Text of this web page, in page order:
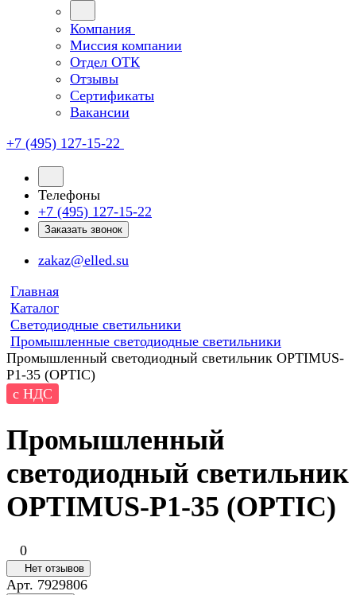
Компания
Миссия компании
Отдел ОТК
Отзывы
Сертификаты
Вакансии
+7 (495) 127-15-22
Телефоны
+7 (495) 127-15-22
Заказать звонок
zakaz@elled.su
Главная
Каталог
Светодиодные светильники
Промышленные светодиодные светильники
Промышленный светодиодный светильник OPTIMUS-
P1-35 (OPTIC)
с НДС
Промышленный
светодиодный светильник
OPTIMUS-P1-35 (OPTIC)
0
Нет отзывов
Арт. 7929806